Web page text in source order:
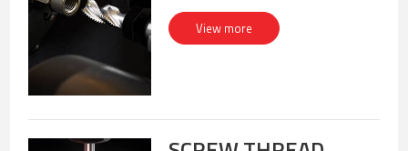
View more